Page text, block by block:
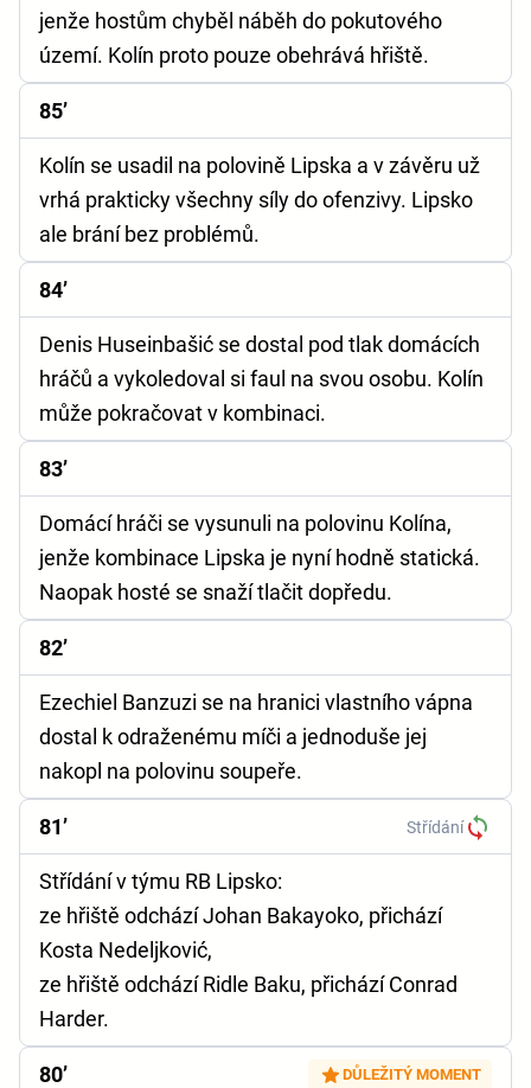
jenže hostům chyběl náběh do pokutového
území. Kolín proto pouze obehrává hřiště.
85’
Kolín se usadil na polovině Lipska a v závěru už
vrhá prakticky všechny síly do ofenzivy. Lipsko
ale brání bez problémů.
84’
Denis Huseinbašić se dostal pod tlak domácích
hráčů a vykoledoval si faul na svou osobu. Kolín
může pokračovat v kombinaci.
83’
Domácí hráči se vysunuli na polovinu Kolína,
jenže kombinace Lipska je nyní hodně statická.
Naopak hosté se snaží tlačit dopředu.
82’
Ezechiel Banzuzi se na hranici vlastního vápna
dostal k odraženému míči a jednoduše jej
nakopl na polovinu soupeře.
81’ Střídání
Střídání v týmu RB Lipsko:
ze hřiště odchází Johan Bakayoko, přichází
Kosta Nedeljković,
ze hřiště odchází Ridle Baku, přichází Conrad
Harder.
80’ DŮLEŽITÝ MOMENT